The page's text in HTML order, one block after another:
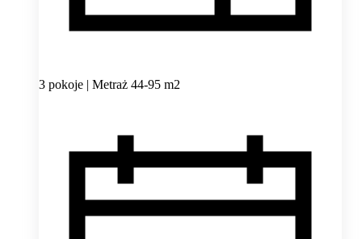
3 pokoje | Metraż 44-95 m2